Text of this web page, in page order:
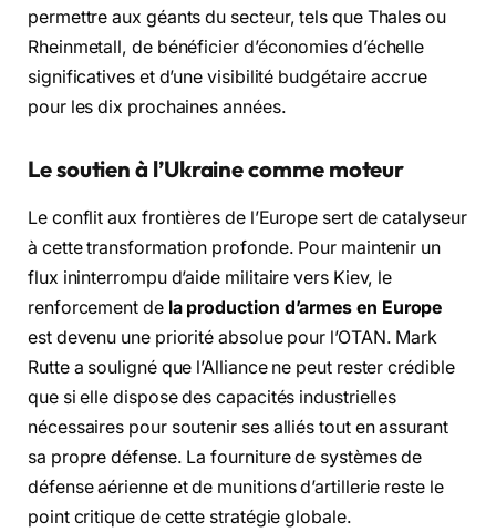
permettre aux géants du secteur, tels que Thales ou
Rheinmetall, de bénéficier d’économies d’échelle
significatives et d’une visibilité budgétaire accrue
pour les dix prochaines années.
Le soutien à l’Ukraine comme moteur
Le conflit aux frontières de l’Europe sert de catalyseur
à cette transformation profonde. Pour maintenir un
flux ininterrompu d’aide militaire vers Kiev, le
renforcement de la production d’armes en Europe
est devenu une priorité absolue pour l’OTAN. Mark
Rutte a souligné que l’Alliance ne peut rester crédible
que si elle dispose des capacités industrielles
nécessaires pour soutenir ses alliés tout en assurant
sa propre défense. La fourniture de systèmes de
défense aérienne et de munitions d’artillerie reste le
point critique de cette stratégie globale.